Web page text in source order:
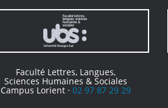
Faculté Lettres, Langues,
Sciences Humaines & Sociales
Campus Lorient · 02 97 87 29 29